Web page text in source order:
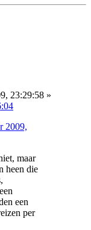
23:29:58 »
2009,
maar
heen die
een
per